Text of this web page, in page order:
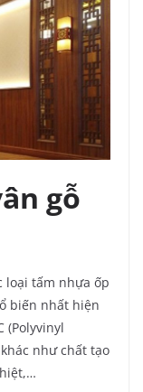
gỗ
loại tấm nhựa ốp
biến nhất hiện
(Polyvinyl
như chất tạo